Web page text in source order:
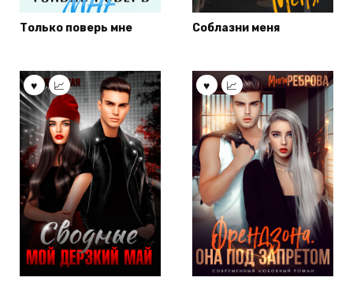
Только поверь мне Соблазни меня